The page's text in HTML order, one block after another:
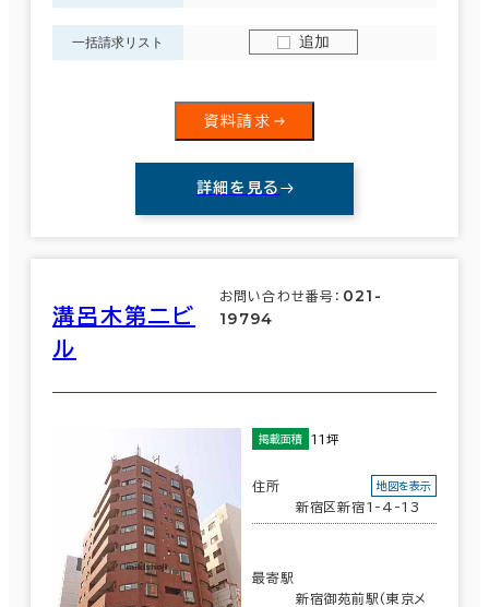
一括請求リスト 追加
資料請求
詳細を見る
溝呂木第二ビ
ル
お問い合わせ番号： 021-
19794
掲載面積 11坪
住所
新宿区新宿1-4-13
地図を表示
最寄駅
新宿御苑前駅(東京メ
該当数
棟)